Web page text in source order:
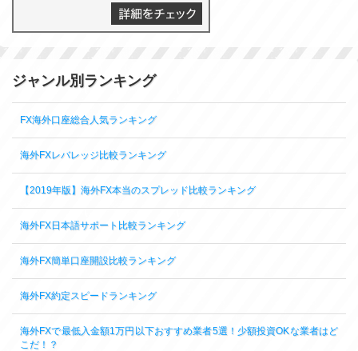
ジャンル別ランキング
FX海外口座総合人気ランキング
海外FXレバレッジ比較ランキング
【2019年版】海外FX本当のスプレッド比較ランキング
海外FX日本語サポート比較ランキング
海外FX簡単口座開設比較ランキング
海外FX約定スピードランキング
海外FXで最低入金額1万円以下おすすめ業者5選！少額投資OKな業者はど
こだ！？